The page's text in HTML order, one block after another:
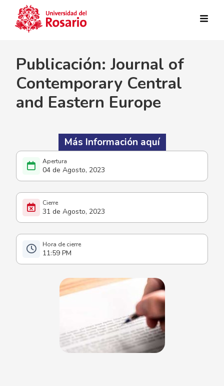
04 de Agosto, 2023
31 de Agosto, 2023
11:59 PM
Publicación: Journal of
Contemporary Central
and Eastern Europe
Más Información aquí